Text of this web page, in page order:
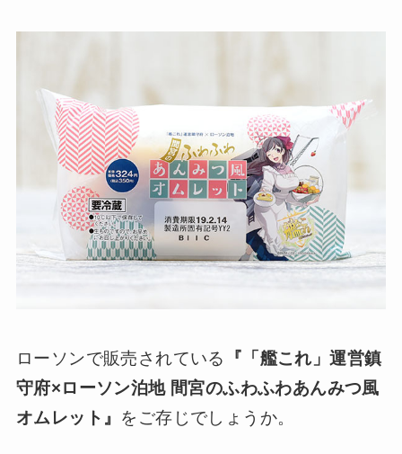
ローソンで販売されている
『「艦これ」運営鎮
守府×ローソン泊地 間宮のふわふわあんみつ風
オムレット』 をご存じでしょうか。